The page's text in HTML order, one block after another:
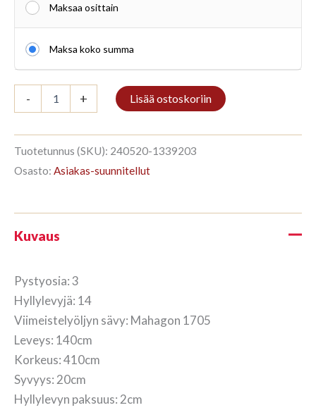
Maksaa osittain
Maksa koko summa
-
3/14
Mahagon
määrä
+ Lisää ostoskoriin
Tuotetunnus (SKU): 240520-1339203
Osasto: Asiakas-suunnitellut
Kuvaus
Pystyosia: 3
Hyllylevyjä: 14
Viimeistelyöljyn sävy: Mahagon 1705
Leveys: 140cm
Korkeus: 410cm
Syvyys: 20cm
Hyllylevyn paksuus: 2cm